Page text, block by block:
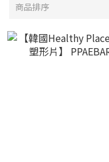
商品排序